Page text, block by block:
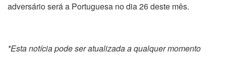
adversário será a Portuguesa no dia 26 deste mês.
*Esta notícia pode ser atualizada a qualquer momento